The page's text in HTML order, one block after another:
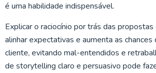
é uma habilidade indispensável.
Explicar o raciocínio por trás das propostas
alinhar expectativas e aumenta as chances
cliente, evitando mal-entendidos e
de storytelling claro e persuasivo pode